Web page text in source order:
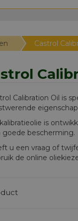
Castrol
Calibration Oil is
is
goede bescherming.
u een vraag of
de online